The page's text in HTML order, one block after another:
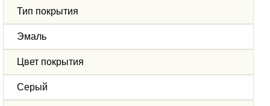
Тип покрытия
Эмаль
Цвет покрытия
Серый